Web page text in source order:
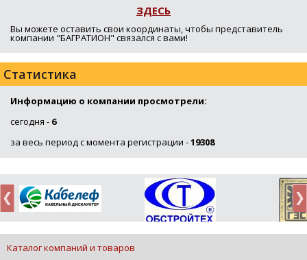
ЗДЕСЬ
Вы можете оставить свои координаты, чтобы представитель
компании "БАГРАТИОН" связался с вами!
Статистика
Информацию о компании просмотрели:
сегодня - 6
за весь период с момента регистрации -19308
Каталог компаний и товаров